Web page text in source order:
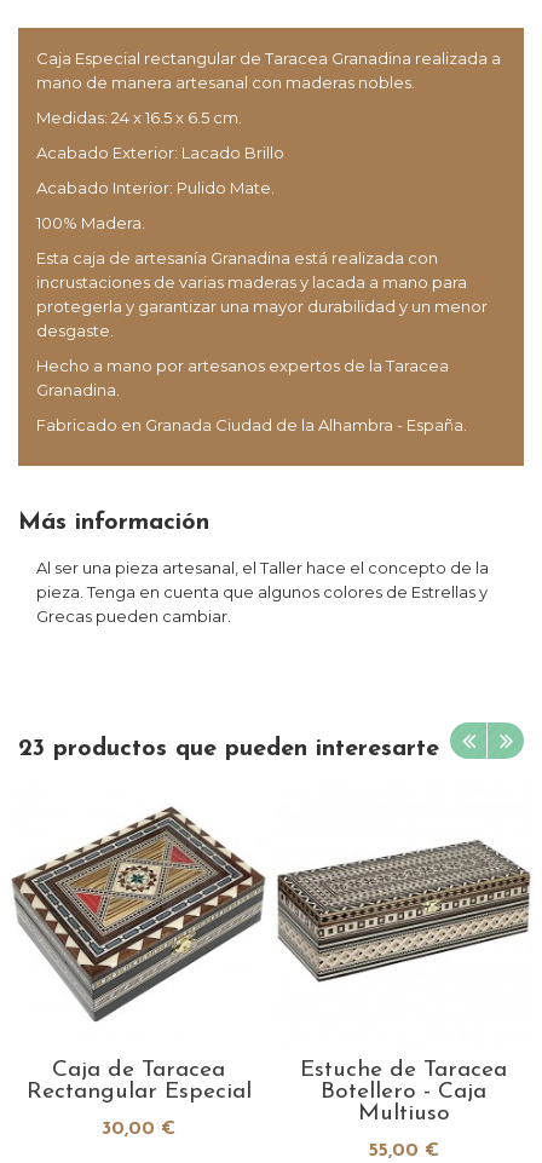
Caja Especial rectangular de Taracea Granadina realizada a
mano de manera artesanal con maderas nobles.
Medidas: 24 x 16.5 x 6.5 cm.
Acabado Exterior: Lacado Brillo
Acabado Interior: Pulido Mate.
100% Madera.
Esta caja de artesanía Granadina está realizada con
incrustaciones de varias maderas y lacada a mano para
protegerla y garantizar una mayor durabilidad y un menor
desgaste.
Hecho a mano por artesanos expertos de la Taracea
Granadina.
Fabricado en Granada Ciudad de la Alhambra - España.
Más información
Al ser una pieza artesanal, el Taller hace el concepto de la
pieza. Tenga en cuenta que algunos colores de Estrellas y
Grecas pueden cambiar.
23 productos que pueden interesarte
Caja de Taracea
Rectangular Especial
30,00 €
Estuche de Taracea
Botellero - Caja
Multiuso
55,00 €